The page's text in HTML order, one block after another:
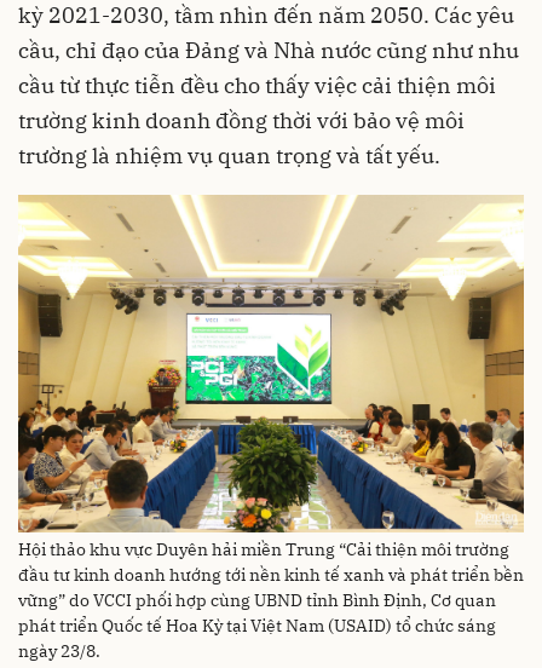
kỳ 2021-2030, tầm nhìn đến năm 2050. Các yêu
cầu, chỉ đạo của Đảng và Nhà nước cũng như nhu
cầu từ thực tiễn đều cho thấy việc cải thiện môi
trường kinh doanh đồng thời với bảo vệ môi
trường là nhiệm vụ quan trọng và tất yếu.
Hội thảo khu vực Duyên hải miền Trung “Cải thiện môi trường
đầu tư kinh doanh hướng tới nền kinh tế xanh và phát triển bền
vững” do VCCI phối hợp cùng UBND tỉnh Bình Định, Cơ quan
phát triển Quốc tế Hoa Kỳ tại Việt Nam (USAID) tổ chức sáng
ngày 23/8.